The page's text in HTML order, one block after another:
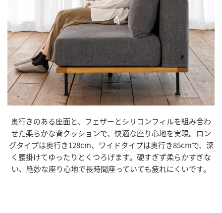
奥行きのある座面と、フェザーとシリコンフィルを組み合わ
せた柔らかな背クッションで、快適な座り心地を実現。ロン
グタイプは奥行き128cm、ワイドタイプは奥行き85cmで、深
く腰掛けてゆったりとくつろげます。硬すぎず柔らかすぎな
い、絶妙な座り心地で長時間座っていても疲れにくいです。